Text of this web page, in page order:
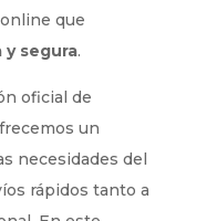
que
segura.
oficial de
un
necesidades del
rápidos tanto a